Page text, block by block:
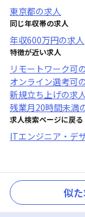
東京都の求人
同じ年収帯の求人
年収600万円の求人
特徴が近い求人
リモートワーク可
オンライン選考可
新規立ち上げの求
残業月20時間未満
求人検索ページに戻る
ITエンジニア・デ
似